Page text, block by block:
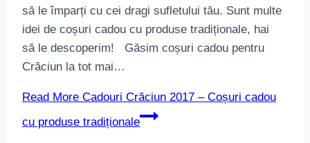
să le împarți cu cei dragi sufletului tău. Sunt multe
idei de coșuri cadou cu produse tradiționale, hai
să le descoperim! Găsim coșuri cadou pentru
Crăciun la tot mai…
Read More Cadouri Crăciun 2017 – Coșuri cadou
cu produse tradiționale